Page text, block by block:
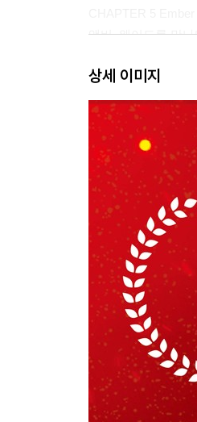
앰버, 웨이드를 만나
CHAPTER 6 Stop
웨이드를 막아라
CHAPTER 7 Fern
펀이 타오르다
CHAPTER 8
파이어랜드에서의 비
CHAPTER 9 Let’s
윈드브레이커스, 가
CHAPTER 10 Up in
공중에서
CHAPTER 11
웨이드가 앰버에게
상세 이미지